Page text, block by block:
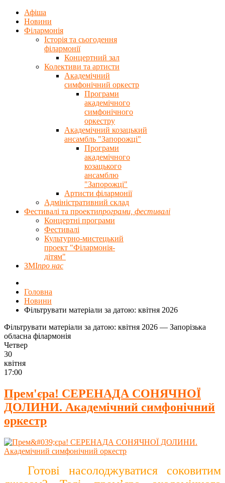
Афіша
Новини
Філармонія
Історія та сьогодення
філармонії
Концертний зал
Колективи та артисти
Академічний
симфонічний оркестр
Програми
академічного
симфонічного
оркестру
Академічний козацький
ансамбль "Запорожці"
Програми
академічного
козацького
ансамблю
"Запорожці"
Артисти філармонії
Адміністративний склад
Фестивалі та проектипрограми, фестивалi
Концертнi програми
Фестивалі
Культурно-мистецький
проект "Філармонія-
дітям"
ЗМІпро нас
Головна
Новини
Фільтрувати матеріали за датою: квітня 2026
Фільтрувати матеріали за датою: квітня 2026 — Запорізька
обласна філармонія
Четвер
30
квітня
17:00
Прем'єра! СЕРЕНАДА СОНЯЧНОЇ
ДОЛИНИ. Академічний симфонічний
оркестр
Готові насолоджуватися соковитим